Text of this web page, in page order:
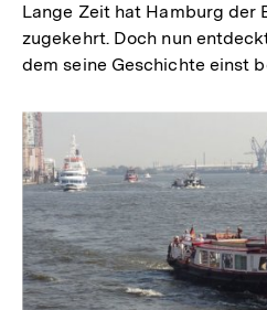
Lange Zeit hat Hamburg der
zugekehrt. Doch nun
dem seine Geschichte einst
Inhaltskarussell
überspringen